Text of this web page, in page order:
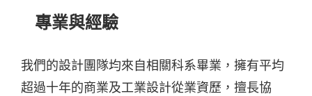
專業與經驗
我們的設計團隊均來自相關科系畢業，擁有平均
超過十年的商業及工業設計從業資歷，擅長協